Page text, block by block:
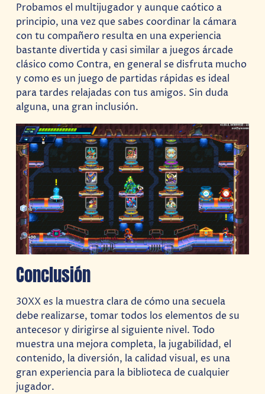
Probamos el multijugador y aunque caótico a
principio, una vez que sabes coordinar la cámara
con tu compañero resulta en una experiencia
bastante divertida y casi similar a juegos árcade
clásico como Contra, en general se disfruta mucho
y como es un juego de partidas rápidas es ideal
para tardes relajadas con tus amigos. Sin duda
alguna, una gran inclusión.
Conclusión
30XX es la muestra clara de cómo una secuela
debe realizarse, tomar todos los elementos de su
antecesor y dirigirse al siguiente nivel. Todo
muestra una mejora completa, la jugabilidad, el
contenido, la diversión, la calidad visual, es una
gran experiencia para la biblioteca de cualquier
jugador.